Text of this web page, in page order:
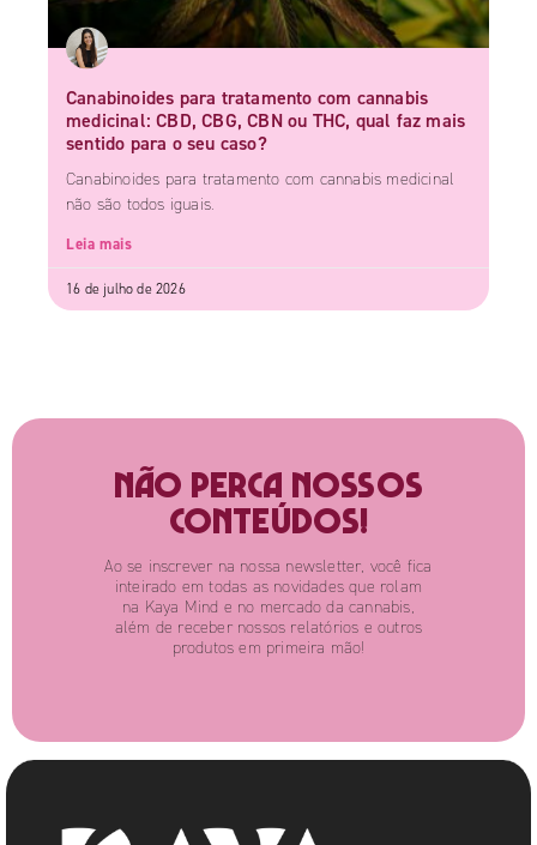
Canabinoides para tratamento com cannabis
medicinal: CBD, CBG, CBN ou THC, qual faz mais
sentido para o seu caso?
Canabinoides para tratamento com cannabis medicinal
não são todos iguais.
Leia mais
16 de julho de 2026
Não perca nossos
conteúdos!
Ao se inscrever na nossa newsletter, você fica
inteirado em todas as novidades que rolam
na Kaya Mind e no mercado da cannabis,
além de receber nossos relatórios e outros
produtos em primeira mão!